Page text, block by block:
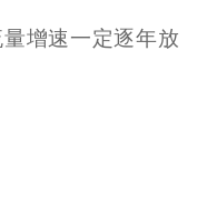
增速一定逐年放